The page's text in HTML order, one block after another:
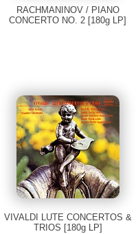
RACHMANINOV / PIANO
CONCERTO NO. 2 [180g LP]
VIVALDI LUTE CONCERTOS &
TRIOS [180g LP]